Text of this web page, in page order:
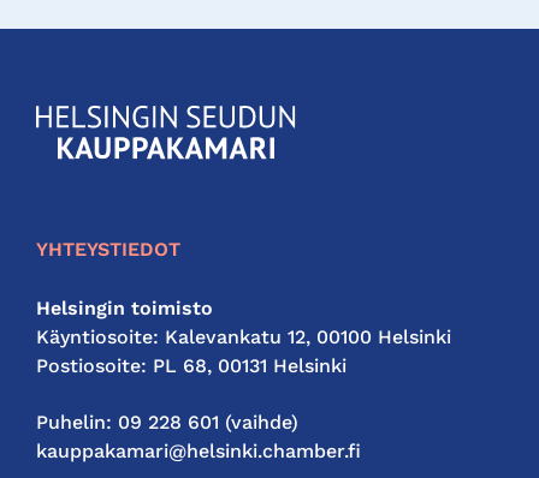
KauppakamariHelsingin
seudun
YHTEYSTIEDOT
Helsingin toimisto
Käyntiosoite: Kalevankatu 12, 00100 Helsinki
Postiosoite: PL 68, 00131 Helsinki
Puhelin: 09 228 601 (vaihde)
kauppakamari@helsinki.chamber.fi